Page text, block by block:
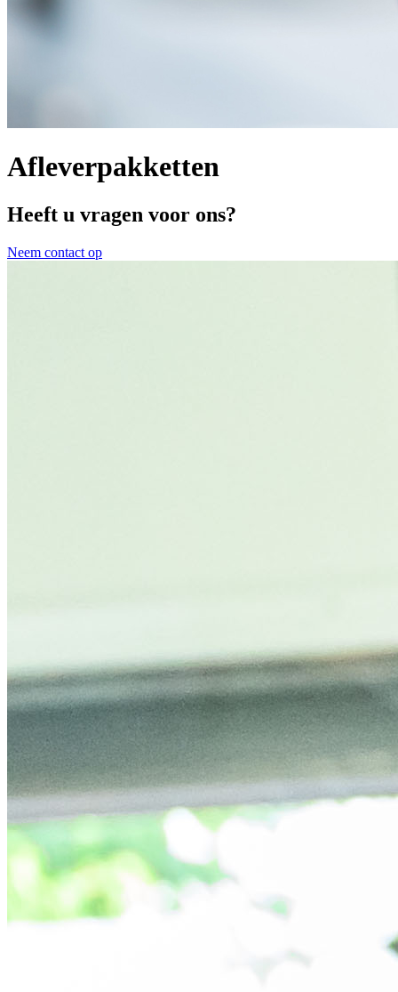
Afleverpakketten
Heeft u vragen voor ons?
Neem contact op